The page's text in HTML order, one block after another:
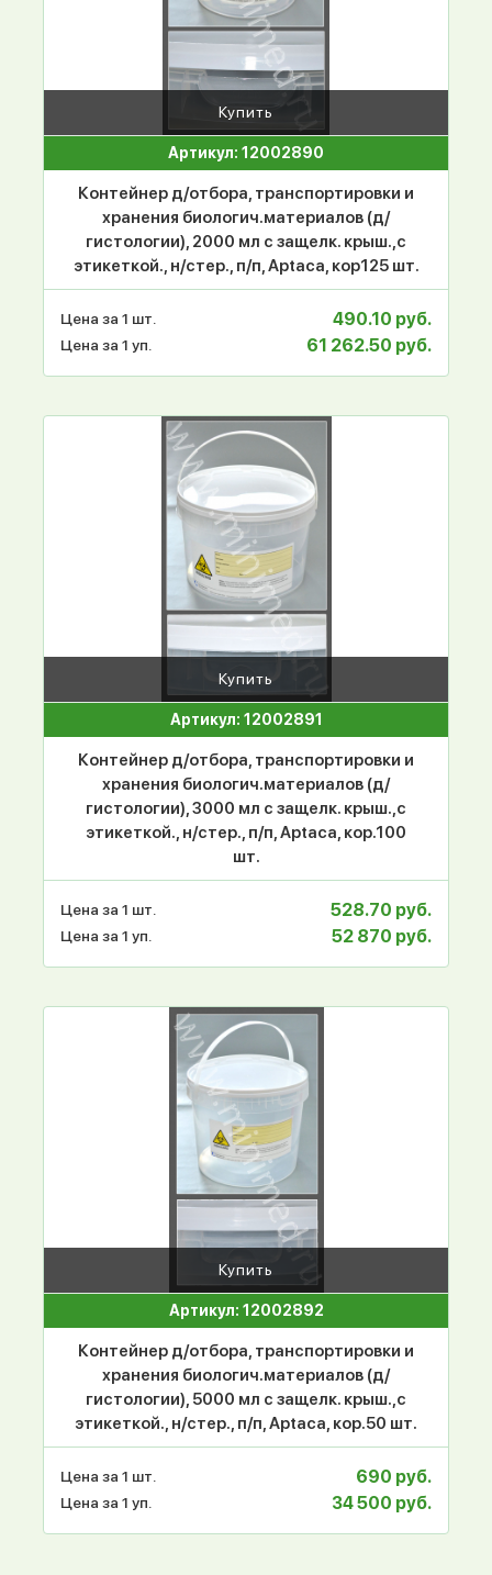
Купить
Артикул: 12002890
Контейнер д/отбора, транспортировки и
хранения биологич.материалов (д/
гистологии), 2000 мл с защелк. крыш.,с
этикеткой., н/стер., п/п, Aptaca, кор125 шт.
Цена за 1 шт. 490.10 руб.
Цена за 1 уп. 61 262.50 руб.
Купить
Артикул: 12002891
Контейнер д/отбора, транспортировки и
хранения биологич.материалов (д/
гистологии), 3000 мл с защелк. крыш.,с
этикеткой., н/стер., п/п, Aptaca, кор.100
шт.
Цена за 1 шт. 528.70 руб.
Цена за 1 уп. 52 870 руб.
Купить
Артикул: 12002892
Контейнер д/отбора, транспортировки и
хранения биологич.материалов (д/
гистологии), 5000 мл с защелк. крыш.,с
этикеткой., н/стер., п/п, Aptaca, кор.50 шт.
Цена за 1 шт. 690 руб.
Цена за 1 уп. 34 500 руб.